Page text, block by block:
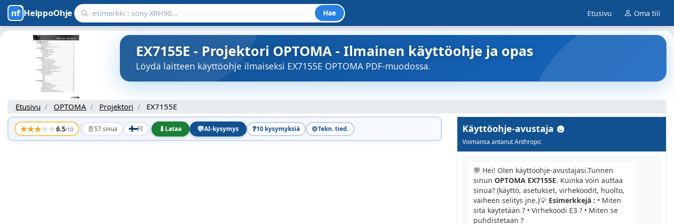
HelppoOhje Hae Etusivu Oma tili
EX7155E - Projektori OPTOMA - Ilmainen käyttöohje ja opas
Löydä laitteen käyttöohje ilmaiseksi EX7155E OPTOMA PDF-muodossa.
Etusivu OPTOMA Projektori EX7155E
★★★★★6.5/10 📄57 sivua FI ⬇Lataa 💬AI-kysymys ❓10 kysymyksiä ⚙️Tekn. tied. Käyttöohje-avustaja
Voimansa antanut Anthropic
💬 Hei! Olen käyttöohje-avustajasi.Tunnen
sinun OPTOMA EX7155E. Kuinka voin auttaa
sinua? (käyttö, asetukset, virhekoodit, huolto,
vaiheen selitys jne.)💡 Esimerkkejä : • Miten
sitä käytetään ? • Virhekoodi E3 ? • Miten se
puhdistetaan ?